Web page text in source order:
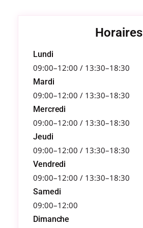
Horaires
Lundi
09:00–12:00 / 13:30–18:30
Mardi
09:00–12:00 / 13:30–18:30
Mercredi
09:00–12:00 / 13:30–18:30
Jeudi
09:00–12:00 / 13:30–18:30
Vendredi
09:00–12:00 / 13:30–18:30
Samedi
09:00–12:00
Dimanche